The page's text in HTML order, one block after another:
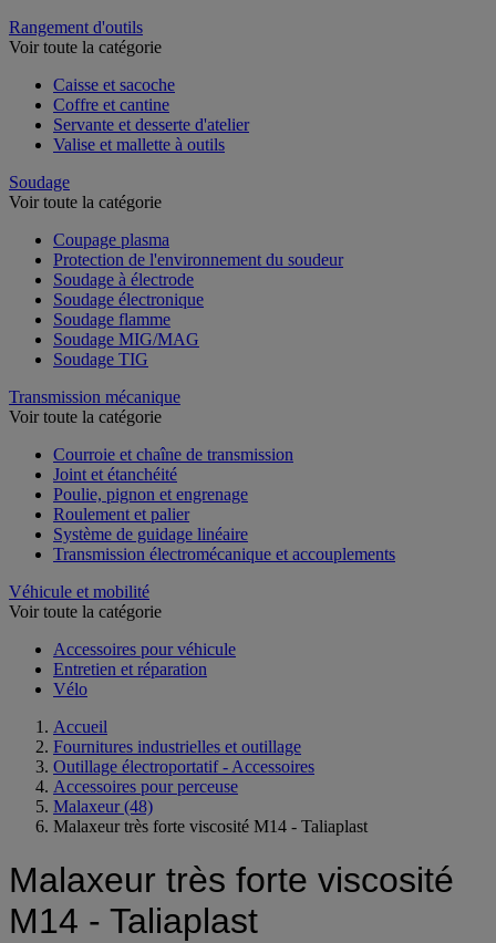
Rangement d'outils
Voir toute la catégorie
Caisse et sacoche
Coffre et cantine
Servante et desserte d'atelier
Valise et mallette à outils
Soudage
Voir toute la catégorie
Coupage plasma
Protection de l'environnement du soudeur
Soudage à électrode
Soudage électronique
Soudage flamme
Soudage MIG/MAG
Soudage TIG
Transmission mécanique
Voir toute la catégorie
Courroie et chaîne de transmission
Joint et étanchéité
Poulie, pignon et engrenage
Roulement et palier
Système de guidage linéaire
Transmission électromécanique et accouplements
Véhicule et mobilité
Voir toute la catégorie
Accessoires pour véhicule
Entretien et réparation
Vélo
Accueil
Fournitures industrielles et outillage
Outillage électroportatif - Accessoires
Accessoires pour perceuse
Malaxeur (48)
Malaxeur très forte viscosité M14 - Taliaplast
Malaxeur très forte viscosité
M14 - Taliaplast